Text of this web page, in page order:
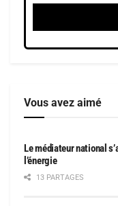
Vous avez aimé
Le médiateur national
l’énergie
13 PARTAGES